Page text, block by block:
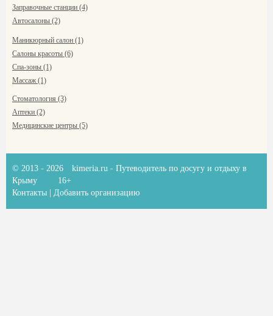
Заправочные станции (4)
Автосалоны (2)
Маникюрный салон (1)
Салоны красоты (6)
Спа-зоны (1)
Массаж (1)
Стоматология (3)
Аптеки (2)
Медицинские центры (5)
© 2013 - 2026 kimeria.ru - Путеводитель по досугу и отдыху в
Крыму
16+
Контакты
Добавить организацию